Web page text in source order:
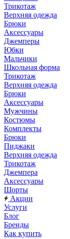
Трикотаж
Верхняя одежда
Брюки
Аксессуары
Джемперы
Юбки
Мальчики
Школьная форма
Трикотаж
Верхняя одежда
Брюки
Аксессуары
Мужчины
Костюмы
Комплекты
Брюки
Пиджаки
Верхняя одежда
Трикотаж
Джемпера
Аксессуары
Шорты
Акции
Услуги
Блог
Бренды
Как купить